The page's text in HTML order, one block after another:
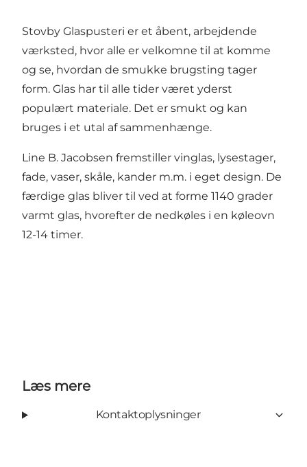
Stovby Glaspusteri er et åbent, arbejdende
værksted, hvor alle er velkomne til at komme
og se, hvordan de smukke brugsting tager
form. Glas har til alle tider været yderst
populært materiale. Det er smukt og kan
bruges i et utal af sammenhænge.
Line B. Jacobsen fremstiller vinglas, lysestager,
fade, vaser, skåle, kander m.m. i eget design. De
færdige glas bliver til ved at forme 1140 grader
varmt glas, hvorefter de nedkøles i en køleovn
12-14 timer.
Læs mere
Kontaktoplysninger